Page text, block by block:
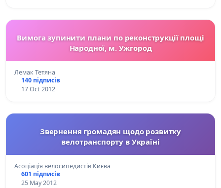
Вимога зупинити плани по реконструкції площі
Народної, м. Ужгород
Лемак Тетяна
140 підписів
17 Oct 2012
Звернення громадян щодо розвитку
велотранспорту в Україні
Асоціація велосипедистів Києва
601 підписів
25 May 2012